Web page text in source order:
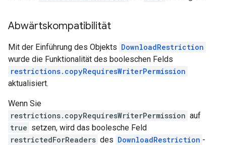
Abwärtskompatibilität
Mit der Einführung des Objekts DownloadRestriction
wurde die Funktionalität des booleschen Felds
restrictions.copyRequiresWriterPermission
aktualisiert.
Wenn Sie
restrictions.copyRequiresWriterPermission auf
true setzen, wird das boolesche Feld
restrictedForReaders des DownloadRestriction -